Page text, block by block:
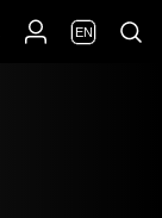
EN